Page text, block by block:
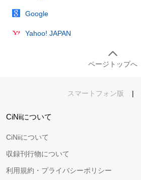
Google
Yahoo! JAPAN
ページトップへ
スマートフォン版 |
CiNiiについて
CiNiiについて
収録刊行物について
利用規約・プライバシーポリシー